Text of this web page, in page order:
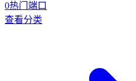
0热门端口
查看分类